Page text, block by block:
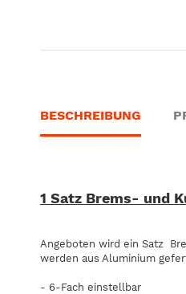
BESCHREIBUNG
1 Satz Brems- und
Angeboten wird ein Satz
werden aus Aluminium
- 6-Fach einstellbar